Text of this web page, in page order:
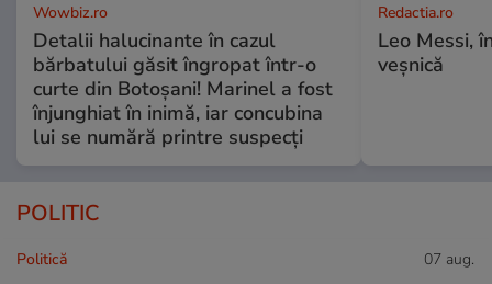
Wowbiz.ro
Detalii halucinante în cazul
bărbatului găsit îngropat într-o
curte din Botoșani! Marinel a fost
înjunghiat în inimă, iar concubina
lui se numără printre suspecți
Redactia.ro
Leo Messi,
veșnică
POLITIC
Politică 07 aug.